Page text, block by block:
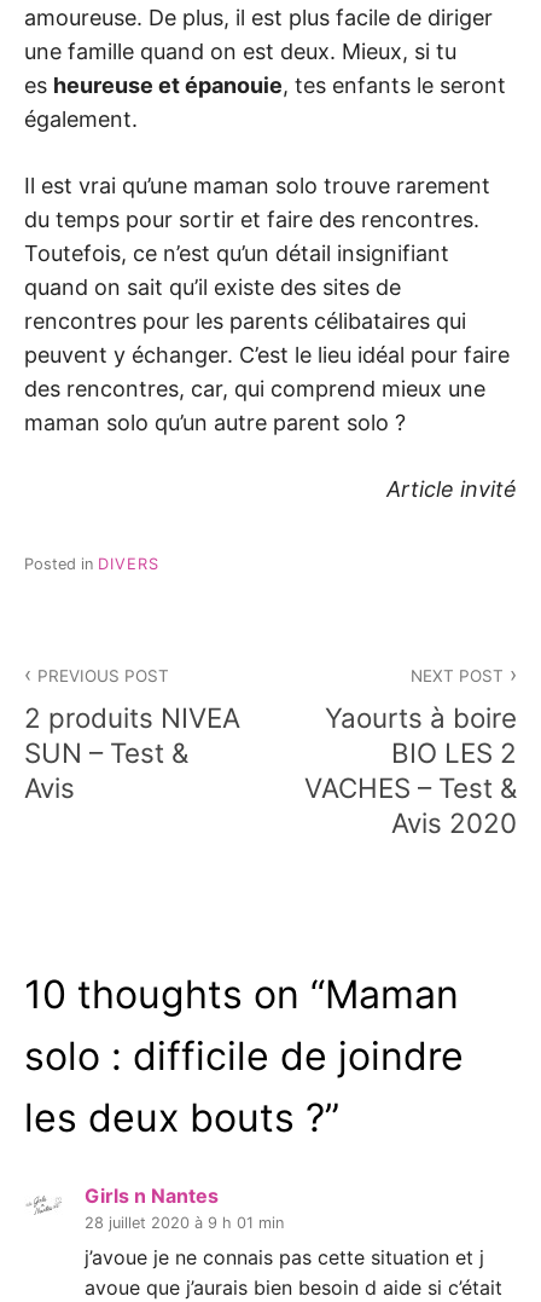
amoureuse. De plus, il est plus facile de diriger
une famille quand on est deux. Mieux, si tu
es heureuse et épanouie, tes enfants le seront
également.
Il est vrai qu’une maman solo trouve rarement
du temps pour sortir et faire des rencontres.
Toutefois, ce n’est qu’un détail insignifiant
quand on sait qu’il existe des sites de
rencontres pour les parents célibataires qui
peuvent y échanger. C’est le lieu idéal pour faire
des rencontres, car, qui comprend mieux une
maman solo qu’un autre parent solo ?
Article invité
Posted in DIVERS
de
l’article
PREVIOUS POST
2 produits NIVEA
SUN – Test &
Avis
NEXT POST
Yaourts à boire
BIO LES 2
VACHES – Test &
Avis 2020
10 thoughts on “Maman
solo : difficile de joindre
les deux bouts ?”
Girls n Nantes
28 juillet 2020 à 9 h 01 min
j’avoue je ne connais pas cette situation et j
avoue que j’aurais bien besoin d aide si c’était